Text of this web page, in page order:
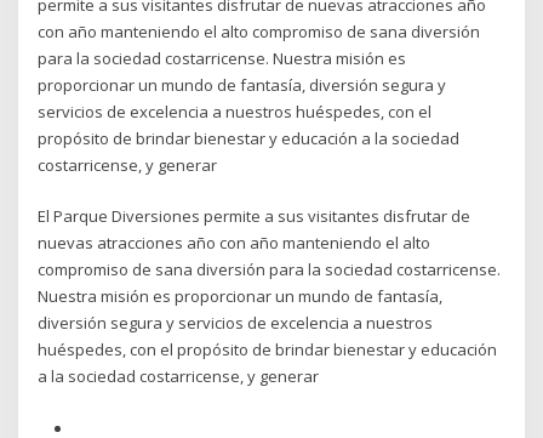
permite a sus visitantes disfrutar de nuevas atracciones año
con año manteniendo el alto compromiso de sana diversión
para la sociedad costarricense. Nuestra misión es
proporcionar un mundo de fantasía, diversión segura y
servicios de excelencia a nuestros huéspedes, con el
propósito de brindar bienestar y educación a la sociedad
costarricense, y generar
El Parque Diversiones permite a sus visitantes disfrutar de
nuevas atracciones año con año manteniendo el alto
compromiso de sana diversión para la sociedad costarricense.
Nuestra misión es proporcionar un mundo de fantasía,
diversión segura y servicios de excelencia a nuestros
huéspedes, con el propósito de brindar bienestar y educación
a la sociedad costarricense, y generar